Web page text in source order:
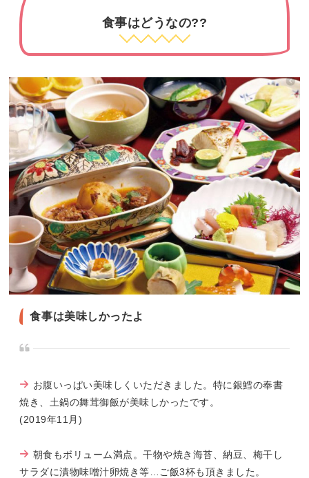
食事はどうなの??
食事は美味しかったよ
お腹いっぱい美味しくいただきました。特に銀鱈の奉書
焼き、土鍋の舞茸御飯が美味しかったです。
(2019年11月)
朝食もボリューム満点。干物や焼き海苔、納豆、梅干し
サラダに漬物味噌汁卵焼き等…ご飯3杯も頂きました。